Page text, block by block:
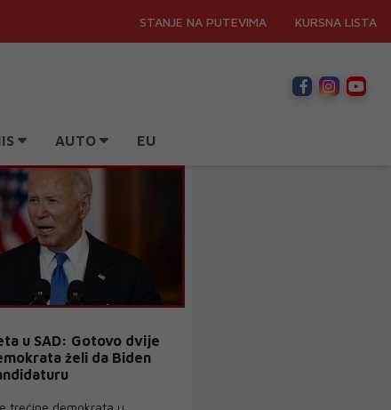
STANJE NA PUTEVIMA KURSNA LISTA
AUTO EU
u SAD: Gotovo dvije
želi da Biden
trećine demokrata u